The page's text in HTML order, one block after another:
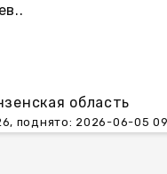
область
поднято: 2026-06-05